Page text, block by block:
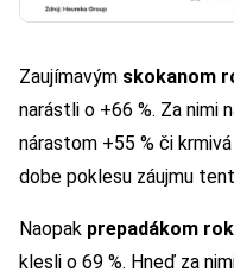
Zaujímavým skokanom
narástli o +66 %. Za nimi
nárastom +55 % či
dobe poklesu záujmu
Naopak prepadákom
klesli o 69 %. Hneď za